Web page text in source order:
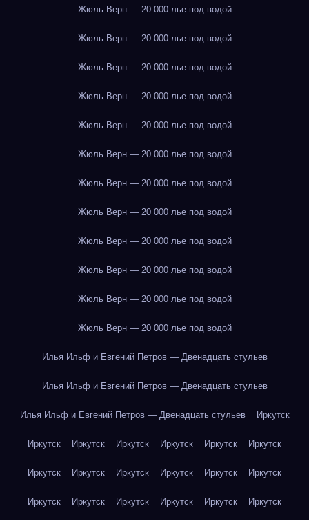
Жюль Верн — 20 000 лье под водой
Жюль Верн — 20 000 лье под водой
Жюль Верн — 20 000 лье под водой
Жюль Верн — 20 000 лье под водой
Жюль Верн — 20 000 лье под водой
Жюль Верн — 20 000 лье под водой
Жюль Верн — 20 000 лье под водой
Жюль Верн — 20 000 лье под водой
Жюль Верн — 20 000 лье под водой
Жюль Верн — 20 000 лье под водой
Жюль Верн — 20 000 лье под водой
Жюль Верн — 20 000 лье под водой
Илья Ильф и Евгений Петров — Двенадцать стульев
Илья Ильф и Евгений Петров — Двенадцать стульев
Илья Ильф и Евгений Петров — Двенадцать стульев Иркутск
Иркутск Иркутск Иркутск Иркутск Иркутск Иркутск
Иркутск Иркутск Иркутск Иркутск Иркутск Иркутск
Иркутск Иркутск Иркутск Иркутск Иркутск Иркутск